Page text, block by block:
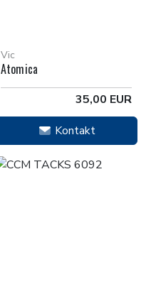
Vic
Atomica
35,00 EUR
Kontakt